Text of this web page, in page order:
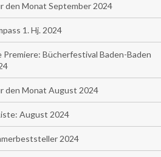
den Monat September 2024
1. Hj. 2024
Bücherfestival Baden-Baden
den Monat August 2024
August 2024
2024